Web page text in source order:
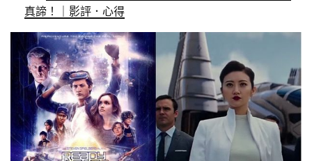
真諦！｜影評．心得